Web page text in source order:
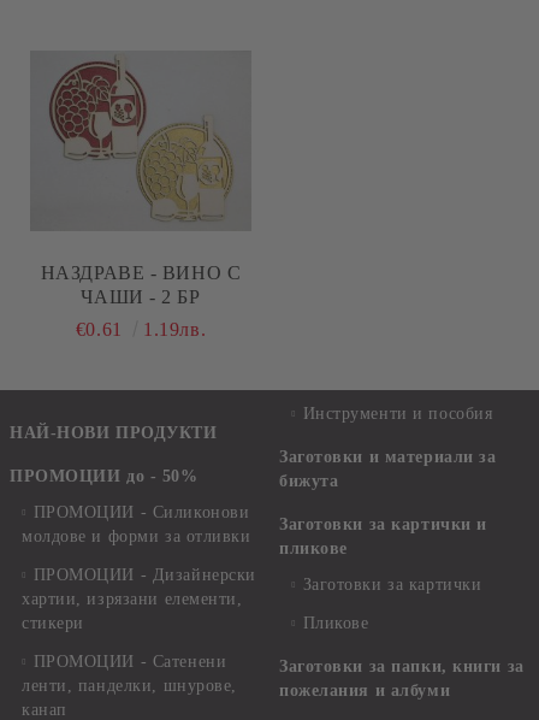
НАЗДРАВЕ - ВИНО С
ЧАШИ - 2 БР
€0.61
1.19лв.
НАЙ-НОВИ ПРОДУКТИ
ПРОМОЦИИ до - 50%
ПРОМОЦИИ - Силиконови
молдове и форми за отливки
ПРОМОЦИИ - Дизайнерски
хартии, изрязани елементи,
стикери
ПРОМОЦИИ - Сатенени
ленти, панделки, шнурове,
канап
Инструменти и пособия
Заготовки и материали за
бижута
Заготовки за картички и
пликове
Заготовки за картички
Пликове
Заготовки за папки, книги за
пожелания и албуми